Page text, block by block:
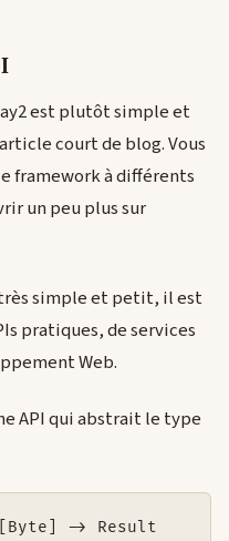
est plutôt simple et
court de blog. Vous
framework à différents
un peu plus sur
simple et petit, il est
pratiques, de services
Web.
API qui abstrait le type
-> Result